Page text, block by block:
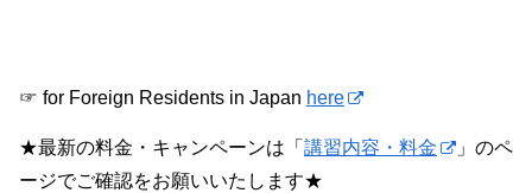
☞ for Foreign Residents in Japan here
★最新の料金・キャンペーンは「 講習内容・料金
」のペ
ージでご確認をお願いいたします★